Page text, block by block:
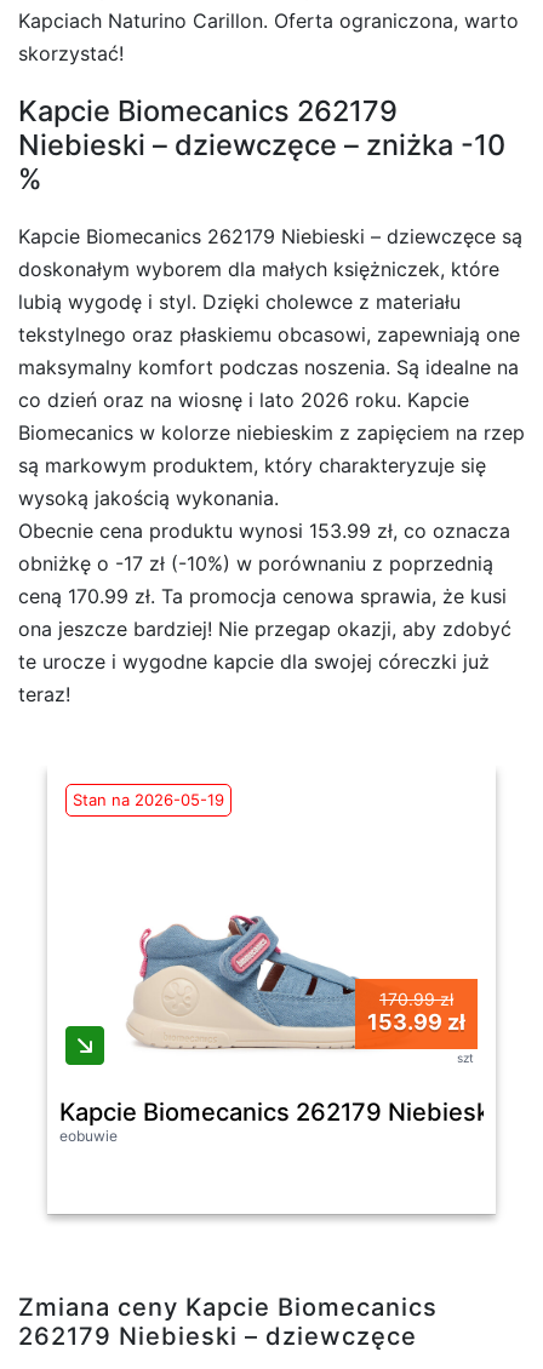
Kapciach Naturino Carillon. Oferta ograniczona, warto
skorzystać!
Kapcie Biomecanics 262179
Niebieski – dziewczęce – zniżka -10
%
Kapcie Biomecanics 262179 Niebieski – dziewczęce są
doskonałym wyborem dla małych księżniczek, które
lubią wygodę i styl. Dzięki cholewce z materiału
tekstylnego oraz płaskiemu obcasowi, zapewniają one
maksymalny komfort podczas noszenia. Są idealne na
co dzień oraz na wiosnę i lato 2026 roku. Kapcie
Biomecanics w kolorze niebieskim z zapięciem na rzep
są markowym produktem, który charakteryzuje się
wysoką jakością wykonania.
Obecnie cena produktu wynosi 153.99 zł, co oznacza
obniżkę o -17 zł (-10%) w porównaniu z poprzednią
ceną 170.99 zł. Ta promocja cenowa sprawia, że kusi
ona jeszcze bardziej! Nie przegap okazji, aby zdobyć
te urocze i wygodne kapcie dla swojej córeczki już
teraz!
Stan na 2026-05-19
170.99 zł
153.99 zł
szt
Kapcie Biomecanics 262179 Niebieski -
eobuwie
Zmiana ceny Kapcie Biomecanics
262179 Niebieski – dziewczęce